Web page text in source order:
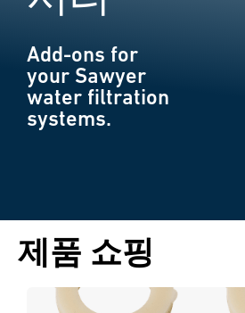
Add-ons for
your Sawyer
water filtration
systems.
제품 쇼핑